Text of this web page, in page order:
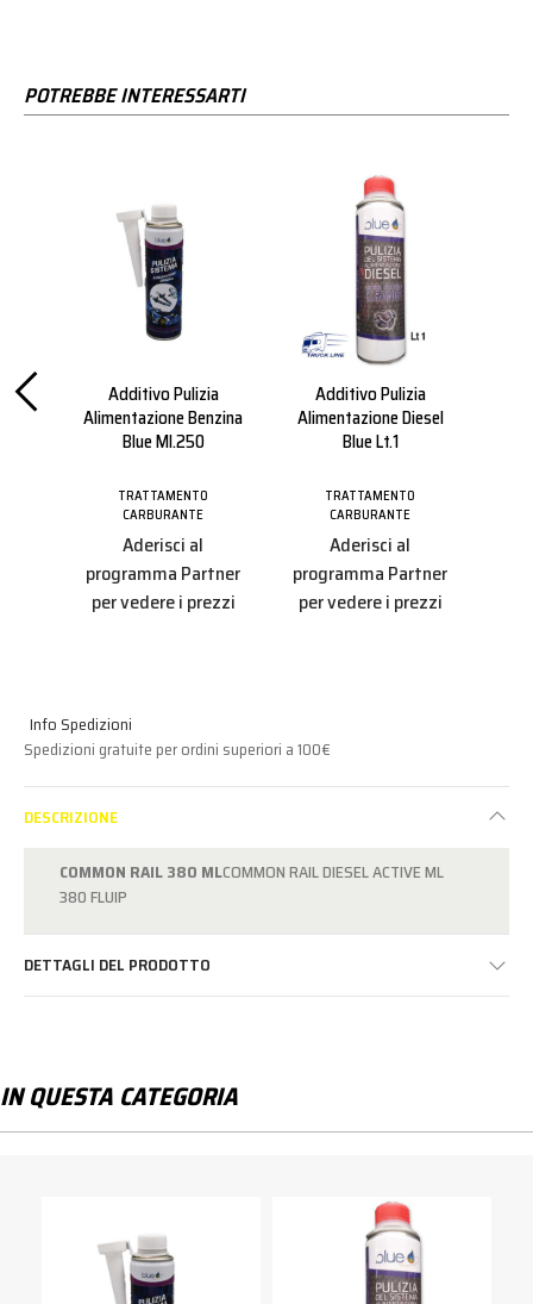
POTREBBE INTERESSARTI
Additivo Pulizia
Alimentazione Benzina
Blue Ml.250
TRATTAMENTO
CARBURANTE
Aderisci al
programma Partner
per vedere i prezzi
Additivo Pulizia
Alimentazione Diesel
Blue Lt.1
TRATTAMENTO
CARBURANTE
Aderisci al
programma Partner
per vedere i prezzi
Info Spedizioni
Spedizioni gratuite per ordini superiori a 100€
DESCRIZIONE
COMMON RAIL 380 MLCOMMON RAIL DIESEL ACTIVE ML
380 FLUIP
DETTAGLI DEL PRODOTTO
IN QUESTA CATEGORIA